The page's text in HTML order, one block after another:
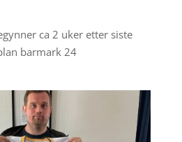
ca 2 uker etter siste
barmark 24